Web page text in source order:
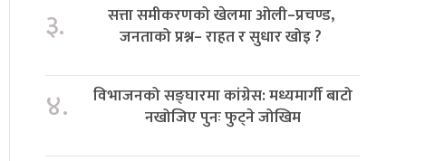
३.
सत्ता समीकरणको खेलमा ओली–प्रचण्ड,
जनताको प्रश्न– राहत र सुधार खोइ ?
४.
विभाजनको सङ्घारमा कांग्रेस: मध्यमार्गी बाटो
नखोजिए पुनः फुट्ने जोखिम